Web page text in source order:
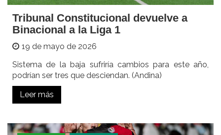
Tribunal Constitucional devuelve a
Binacional a la Liga 1
19 de mayo de 2026
Sistema de la baja sufriría cambios para este año,
podrían ser tres que desciendan. (Andina)
Leer más